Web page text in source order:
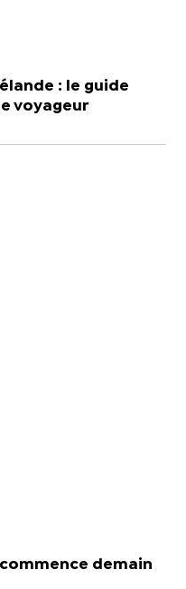
: le guide
voyageur
commence demain